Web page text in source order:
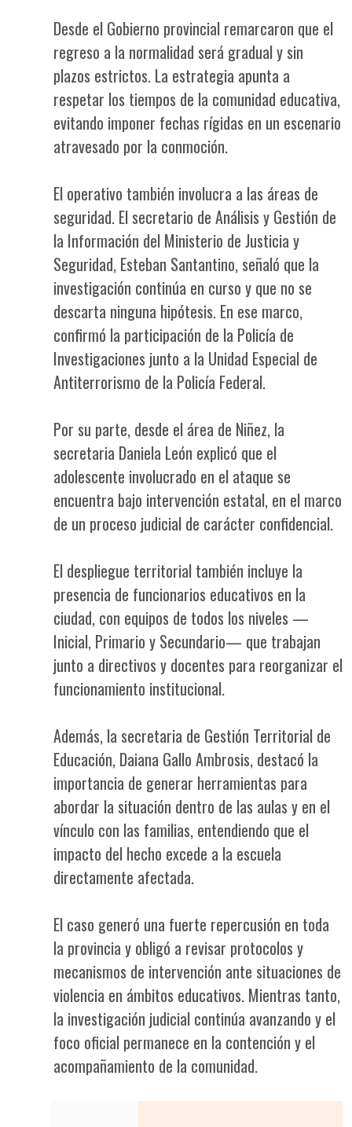
Desde el Gobierno provincial remarcaron que el
regreso a la normalidad será gradual y sin
plazos estrictos. La estrategia apunta a
respetar los tiempos de la comunidad educativa,
evitando imponer fechas rígidas en un escenario
atravesado por la conmoción.
El operativo también involucra a las áreas de
seguridad. El secretario de Análisis y Gestión de
la Información del Ministerio de Justicia y
Seguridad, Esteban Santantino, señaló que la
investigación continúa en curso y que no se
descarta ninguna hipótesis. En ese marco,
confirmó la participación de la Policía de
Investigaciones junto a la Unidad Especial de
Antiterrorismo de la Policía Federal.
Por su parte, desde el área de Niñez, la
secretaria Daniela León explicó que el
adolescente involucrado en el ataque se
encuentra bajo intervención estatal, en el marco
de un proceso judicial de carácter confidencial.
El despliegue territorial también incluye la
presencia de funcionarios educativos en la
ciudad, con equipos de todos los niveles —
Inicial, Primario y Secundario— que trabajan
junto a directivos y docentes para reorganizar el
funcionamiento institucional.
Además, la secretaria de Gestión Territorial de
Educación, Daiana Gallo Ambrosis, destacó la
importancia de generar herramientas para
abordar la situación dentro de las aulas y en el
vínculo con las familias, entendiendo que el
impacto del hecho excede a la escuela
directamente afectada.
El caso generó una fuerte repercusión en toda
la provincia y obligó a revisar protocolos y
mecanismos de intervención ante situaciones de
violencia en ámbitos educativos. Mientras tanto,
la investigación judicial continúa avanzando y el
foco oficial permanece en la contención y el
acompañamiento de la comunidad.